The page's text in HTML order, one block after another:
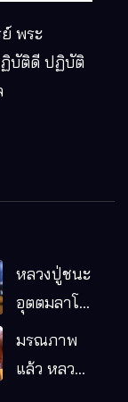
พระ
ฏิบัติดี ปฏิบัติ
หลวงปู่ชนะ
อุตตมลาโภ
หมากอื๋อ
มรณภาพ
แล้ว หลวง